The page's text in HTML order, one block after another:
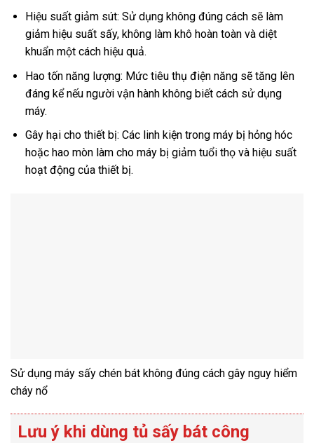
Hiệu suất giảm sút: Sử dụng không đúng cách sẽ làm
giảm hiệu suất sấy, không làm khô hoàn toàn và diệt
khuẩn một cách hiệu quả.
Hao tốn năng lượng: Mức tiêu thụ điện năng sẽ tăng lên
đáng kể nếu người vận hành không biết cách sử dụng
máy.
Gây hại cho thiết bị: Các linh kiện trong máy bị hỏng hóc
hoặc hao mòn làm cho máy bị giảm tuổi thọ và hiệu suất
hoạt động của thiết bị.
Sử dụng máy sấy chén bát không đúng cách gây nguy hiểm
cháy nổ
Lưu ý khi dùng tủ sấy bát công